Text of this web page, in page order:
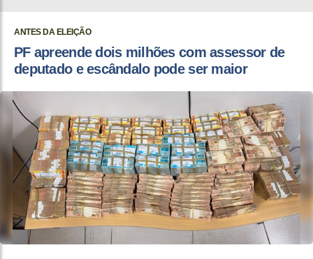
ANTES DA ELEIÇÃO
PF apreende dois milhões com assessor de
deputado e escândalo pode ser maior